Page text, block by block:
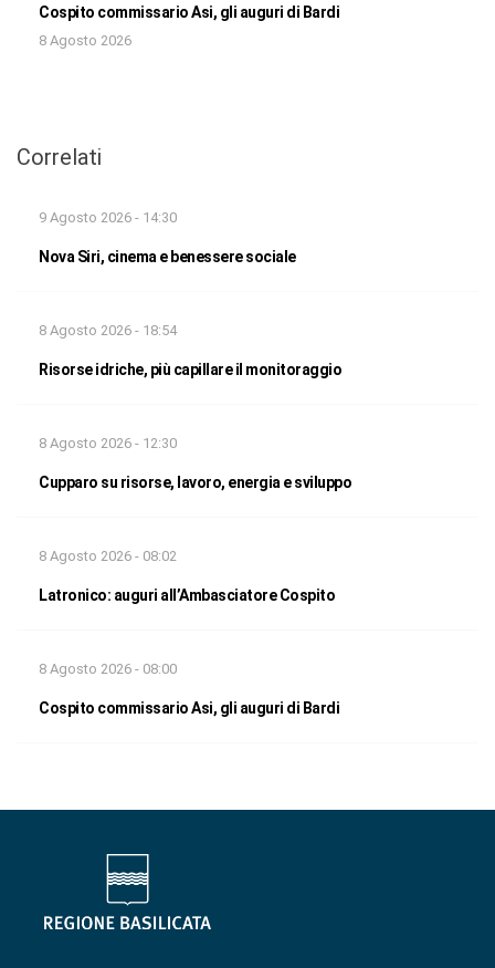
Cospito commissario Asi, gli auguri di Bardi
8 Agosto 2026
Correlati
9 Agosto 2026 - 14:30
Nova Siri, cinema e benessere sociale
8 Agosto 2026 - 18:54
Risorse idriche, più capillare il monitoraggio
8 Agosto 2026 - 12:30
Cupparo su risorse, lavoro, energia e sviluppo
8 Agosto 2026 - 08:02
Latronico: auguri all’Ambasciatore Cospito
8 Agosto 2026 - 08:00
Cospito commissario Asi, gli auguri di Bardi